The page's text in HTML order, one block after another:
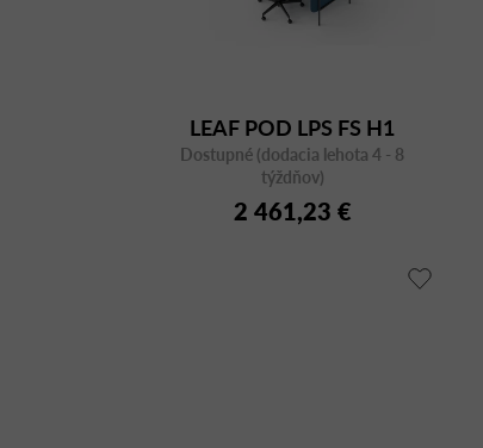
LEAF POD LPS FS H1
Dostupné (dodacia lehota 4 - 8
týždňov)
2 461,23 €